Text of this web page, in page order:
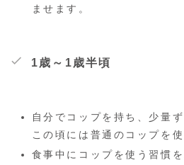
ませます。
1歳～1歳半頃
自分でコップを持ち、少量
この頃には普通のコップを
食事中にコップを使う習慣